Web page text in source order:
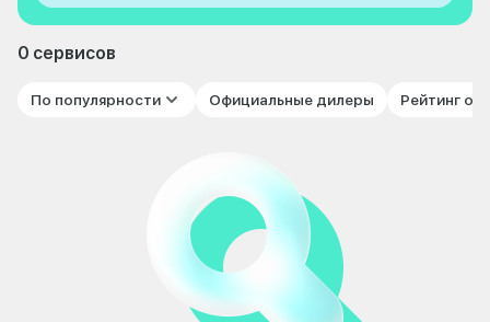
0 сервисов
По популярности Официальные дилеры Рейтинг